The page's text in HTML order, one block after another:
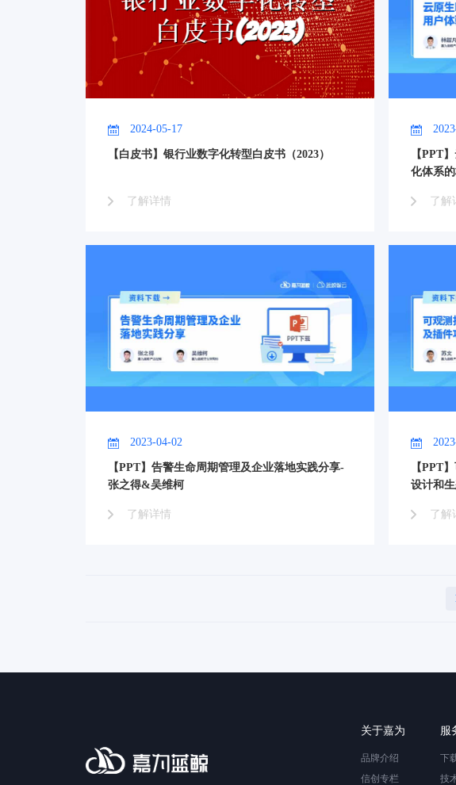
2024-05-17
【白皮书】银行业数字化转型白皮书（2023）
了解详情
【PPT
化体系
了解
2023-04-02
【PPT】告警生命周期管理及企业落地实践分享-
张之得&吴维柯
了解详情
【PPT
设计和
了解
关于嘉为
品牌介绍
信创专栏
服
下
技